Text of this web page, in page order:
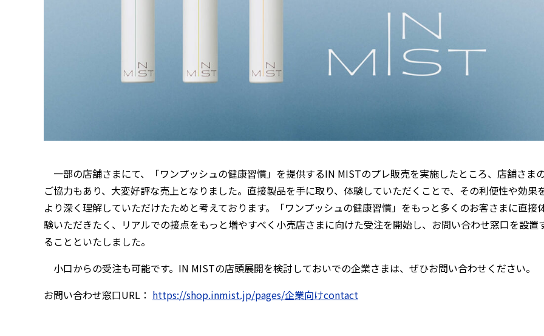
一部の店舗さまにて、「ワンプッシュの健康習慣」を提供するIN MISTのプレ販売を実施したところ、店舗さま
ご協力もあり、大変好評な売上となりました。直接製品を手に取り、体験していただくことで、その利便性や効果
より深く理解していただけたためと考えております。「ワンプッシュの健康習慣」をもっと多くのお客さまに直接
験いただきたく、リアルでの接点をもっと増やすべく小売店さまに向けた受注を開始し、お問い合わせ窓口を設置
ることといたしました。
小口からの受注も可能です。IN MISTの店頭展開を検討しておいでの企業さまは、ぜひお問い合わせください。
お問い合わせ窓口URL： https://shop.inmist.jp/pages/企業向けcontact